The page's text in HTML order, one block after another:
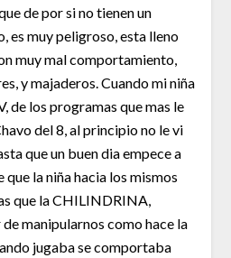
de por si no tienen un
es muy peligroso, esta lleno
muy mal comportamiento,
y majaderos. Cuando mi niña
de los programas que mas le
del 8, al principio no le vi
que un buen dia empece a
que la niña hacia los mismos
que la CHILINDRINA,
manipularnos como hace la
jugaba se comportaba